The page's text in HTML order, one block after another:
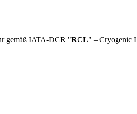
gemäß IATA-DGR "RCL" – Cryogenic